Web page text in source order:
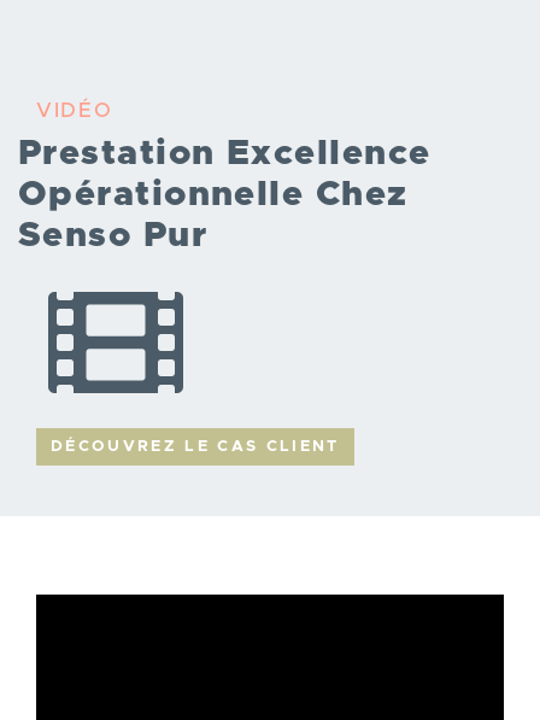
VIDÉO
Prestation Excellence
Opérationnelle Chez
Senso Pur
DÉCOUVREZ LE CAS CLIENT